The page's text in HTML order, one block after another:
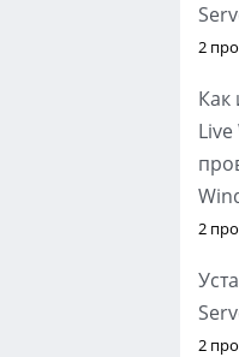
2
Как
2
2